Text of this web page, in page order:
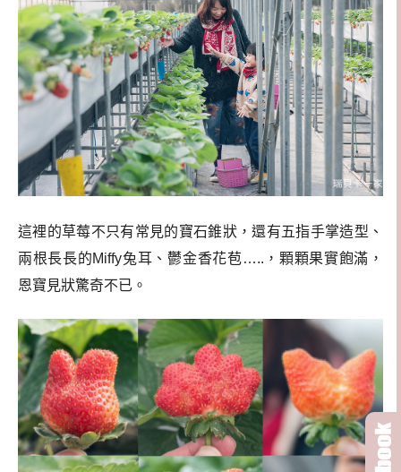
這裡的草莓不只有常見的寶石錐狀，還有五指手掌造型、
兩根長長的Miffy兔耳、鬱金香花苞…..，顆顆果實飽滿，
恩寶見狀驚奇不已。